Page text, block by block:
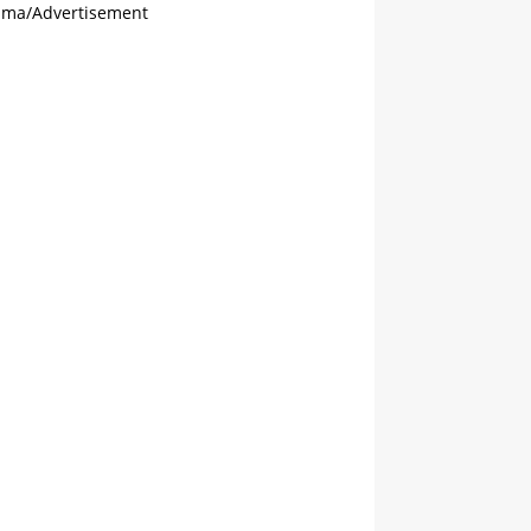
Advertisement